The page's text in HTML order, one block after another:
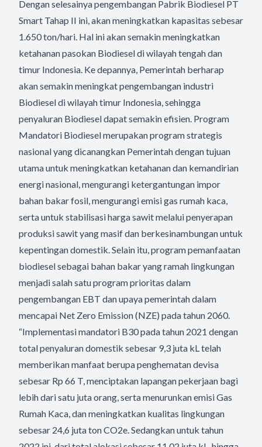
Dengan selesainya pengembangan Pabrik Biodiesel PT
Smart Tahap II ini, akan meningkatkan kapasitas sebesar
1.650 ton/hari. Hal ini akan semakin meningkatkan
ketahanan pasokan Biodiesel di wilayah tengah dan
timur Indonesia. Ke depannya, Pemerintah berharap
akan semakin meningkat pengembangan industri
Biodiesel di wilayah timur Indonesia, sehingga
penyaluran Biodiesel dapat semakin efisien. Program
Mandatori Biodiesel merupakan program strategis
nasional yang dicanangkan Pemerintah dengan tujuan
utama untuk meningkatkan ketahanan dan kemandirian
energi nasional, mengurangi ketergantungan impor
bahan bakar fosil, mengurangi emisi gas rumah kaca,
serta untuk stabilisasi harga sawit melalui penyerapan
produksi sawit yang masif dan berkesinambungan untuk
kepentingan domestik. Selain itu, program pemanfaatan
biodiesel sebagai bahan bakar yang ramah lingkungan
menjadi salah satu program prioritas dalam
pengembangan EBT dan upaya pemerintah dalam
mencapai Net Zero Emission (NZE) pada tahun 2060.
“Implementasi mandatori B30 pada tahun 2021 dengan
total penyaluran domestik sebesar 9,3 juta kL telah
memberikan manfaat berupa penghematan devisa
sebesar Rp 66 T, menciptakan lapangan pekerjaan bagi
lebih dari satu juta orang, serta menurunkan emisi Gas
Rumah Kaca, dan meningkatkan kualitas lingkungan
sebesar 24,6 juta ton CO2e. Sedangkan untuk tahun